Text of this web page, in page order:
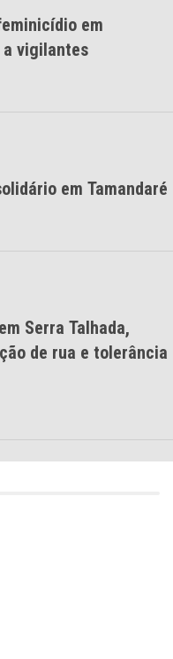
em
a vigilantes
em Tamandaré
Serra Talhada,
de rua e tolerância